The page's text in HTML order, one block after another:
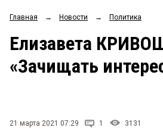
ОБЩЕСТВО
ЗАКОН
НОВОСТИ КОМПАНИЙ
СТИЛЬ ЖИЗНИ
Главная → Новости → Политика
Елизавета
«Зачищать
21 марта 2021 07:29 1 3131